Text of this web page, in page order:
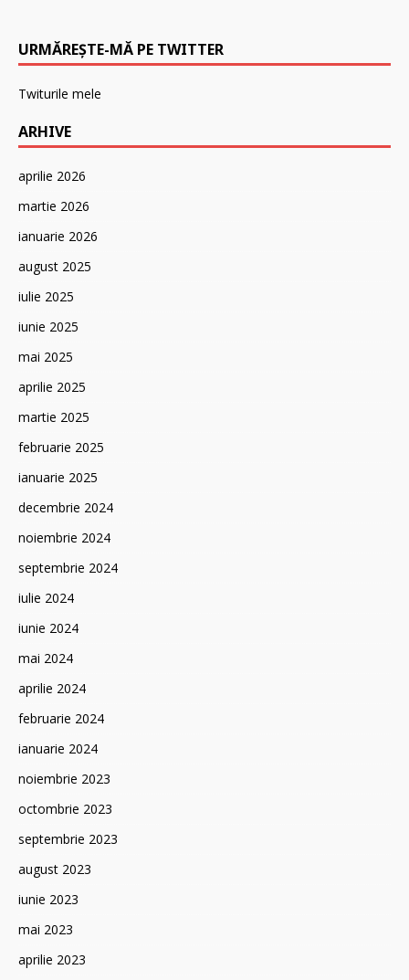
URMĂREȘTE-MĂ PE TWITTER
Twiturile mele
ARHIVE
aprilie 2026
martie 2026
ianuarie 2026
august 2025
iulie 2025
iunie 2025
mai 2025
aprilie 2025
martie 2025
februarie 2025
ianuarie 2025
decembrie 2024
noiembrie 2024
septembrie 2024
iulie 2024
iunie 2024
mai 2024
aprilie 2024
februarie 2024
ianuarie 2024
noiembrie 2023
octombrie 2023
septembrie 2023
august 2023
iunie 2023
mai 2023
aprilie 2023